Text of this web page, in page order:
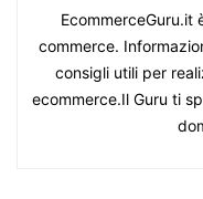
EcommerceGuru.it
commerce.
consigli utili per
ecommerce.Il Guru ti